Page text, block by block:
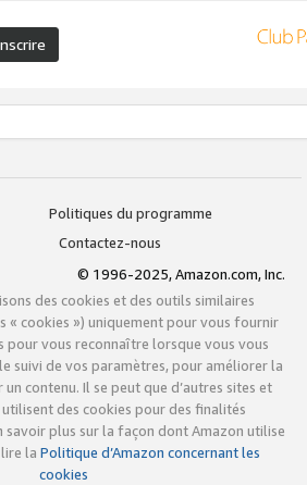
Politiques du programme
Contactez-nous
© 1996-2025, Amazon.com, Inc.
des cookies et des outils similaires
« cookies ») uniquement pour vous fournir
pour vous reconnaître lorsque vous vous
suivi de vos paramètres, pour améliorer la
contenu. Il se peut que d’autres sites et
utilisent des cookies pour des finalités
savoir plus sur la façon dont Amazon utilise
la Politique d’Amazon concernant les
cookies